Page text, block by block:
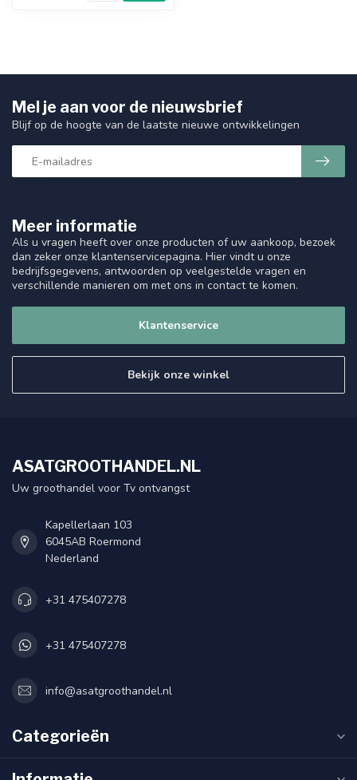
Meer informatie
Als u vragen heeft over onze producten of uw aankoop, bezoek
dan zeker onze klantenservicepagina. Hier vindt u onze
bedrijfsgegevens, antwoorden op veelgestelde vragen en
verschillende manieren om met ons in contact te komen.
Klantenservice
Bekijk onze winkel
Mel je aan voor de nieuwsbrief
Blijf op de hoogte van de laatste nieuwe ontwikkelingen
ASATGROOTHANDEL.NL
Uw groothandel voor Tv ontvangst
Kapellerlaan 103
6045AB Roermond
Nederland
+31 475407278
+31 475407278
info@asatgroothandel.nl
Categorieën